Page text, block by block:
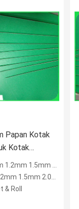
Papan Kotak
Kotak
Untuk Kotak Penyimpanan Arsip Dokumen
2.0mm atau disesuaikan
Roll